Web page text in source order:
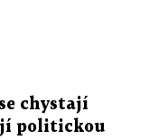
chystají
politickou